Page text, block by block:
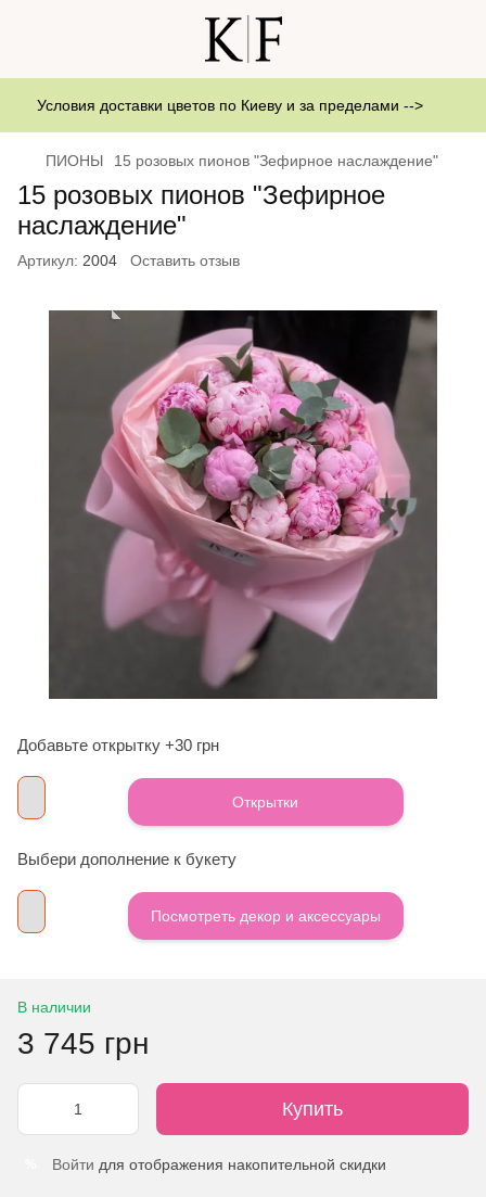
Условия доставки цветов по Киеву и за пределами -->
ПИОНЫ 15 розовых пионов "Зефирное наслаждение"
15 розовых пионов "Зефирное
наслаждение"
Артикул: 2004 Оставить отзыв
Добавьте открытку +30 грн
Открытки
Выбери дополнение к букету
Посмотреть декор и аксессуары
В наличии
3 745 грн
Купить
Войти для отображения накопительной скидки